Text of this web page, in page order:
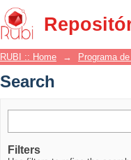
Search
RUBI :: Home → Programa
Search
Filters